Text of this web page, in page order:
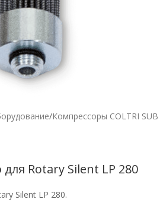
/Компрессоры COLTRI SUB
Rotary Silent LP 280
Silent LP 280.